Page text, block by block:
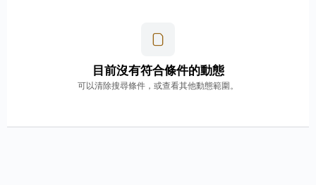
目前沒有符合條件的動態
可以清除搜尋條件，或查看其他動態範圍。